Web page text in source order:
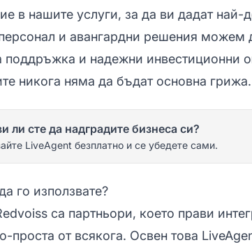
в нашите услуги, за да ви дадат най-
и авангардни решения можем
поддръжка и надежни инвестиционни
никога няма да бъдат основна грижа.
ли сте да надградите бизнеса си?
LiveAgent безплатно и се убедете сами.
го използвате?
са партньори, което прави
проста от всякога. Освен това